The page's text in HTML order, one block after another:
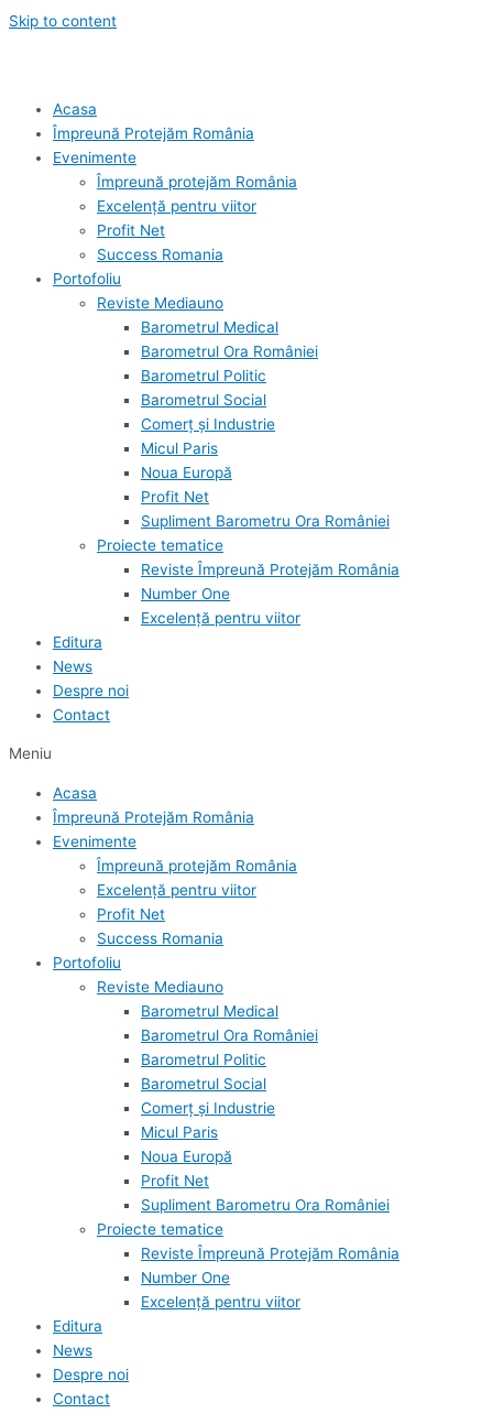
Skip to content
Acasa
Împreună Protejăm România
Evenimente
Împreună protejăm România
Excelență pentru viitor
Profit Net
Success Romania
Portofoliu
Reviste Mediauno
Barometrul Medical
Barometrul Ora României
Barometrul Politic
Barometrul Social
Comerț și Industrie
Micul Paris
Noua Europă
Profit Net
Supliment Barometru Ora României
Proiecte tematice
Reviste Împreună Protejăm România
Number One
Excelență pentru viitor
Editura
News
Despre noi
Contact
Meniu
Acasa
Împreună Protejăm România
Evenimente
Împreună protejăm România
Excelență pentru viitor
Profit Net
Success Romania
Portofoliu
Reviste Mediauno
Barometrul Medical
Barometrul Ora României
Barometrul Politic
Barometrul Social
Comerț și Industrie
Micul Paris
Noua Europă
Profit Net
Supliment Barometru Ora României
Proiecte tematice
Reviste Împreună Protejăm România
Number One
Excelență pentru viitor
Editura
News
Despre noi
Contact